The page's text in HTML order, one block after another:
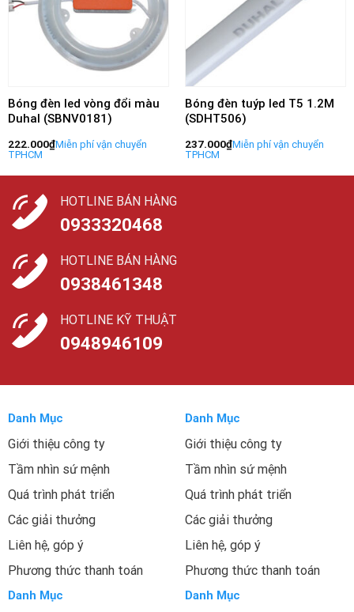
Bóng đèn led vòng đổi màu
Duhal (SBNV0181)
222.000₫
Bóng đèn tuýp led T5 1.2M
(SDHT506)
237.000₫
HOTLINE BÁN HÀNG
0933320468
HOTLINE BÁN HÀNG
0938461348
HOTLINE KỸ THUẬT
0948946109
Danh Mục
Giới thiệu công ty
Tầm nhìn sứ mệnh
Quá trình phát triển
Các giải thưởng
Liên hệ, góp ý
Phương thức thanh toán
Danh Mục
Giới thiệu công ty
Tầm nhìn sứ mệnh
Quá trình phát triển
Các giải thưởng
Liên hệ, góp ý
Phương thức thanh toán
Danh Mục Danh Mục